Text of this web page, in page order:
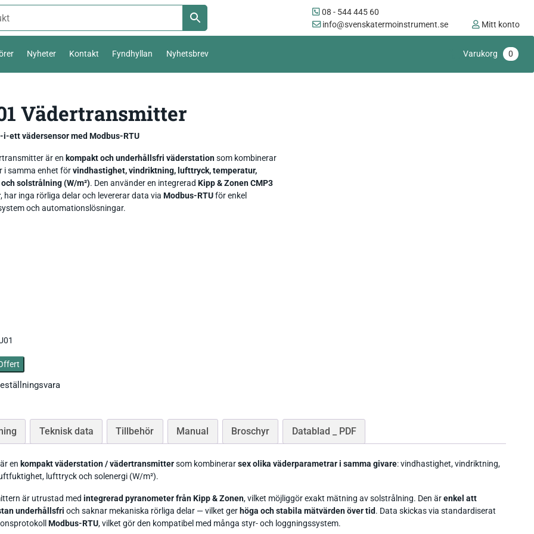
08 - 544 445 60
info@svenskatermoinstrument.se
Mitt konto
Termoelement Typ K
Komposttermometer
Livsmedel_
Fukt_
Luftflöde_
Ph / Redox / Syre_
Luftfuktighetsmätare
Fuktkvotsmätare
Fuktindikator
CO Mätare
Radonmätare
CO2 Mätare Inomhus
Väderstation 0-10 V
Thies Compact 4…20mA / 0-10V
First Class
Ultrasonic Anemometer
Lufft Ventus Ultrasonic
Tillbehör Lufft
Tillbehör-EE
Tillbehör_Greisinger
Nyheter Kontakt Fyndhyllan Nyhetsbrev Varukorg 0
Vädertransmitter
ett vädersensor med Modbus-RTU
är en kompakt och underhållsfri väderstationsom kombinerar
i samma enhet förvindhastighet, vindriktning, lufttryck, temperatur,
solstrålning (W/m²). Den använder en integrerad Kipp & Zonen CMP3
, har inga rörliga delar och levererar data via Modbus-RTUför enkel
och automationslösningar.
Teknisk data Tillbehör Manual Broschyr Datablad _ PDF
en kompakt väderstation / vädertransmittersom kombinerarsex olika väderparametrar i samma givare: vindhastighet, vindriktning,
lufttryck och solenergi (W/m²).
är utrustad med integrerad pyranometer från Kipp & Zonen, vilket möjliggör exakt mätning av solstrålning. Den ärenkel att
underhållsfri och saknar mekaniska rörliga delar — vilket gerhöga och stabila mätvärden över tid. Data skickas via standardiserat
Modbus-RTU, vilket gör den kompatibel med många styr- och loggningssystem.